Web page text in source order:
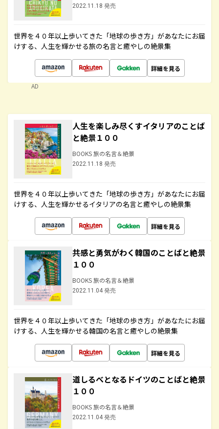
2022.11.18 発売
世界を４０年以上歩いてきた「地球の歩き方」があなたにお届
けする、人生を輝かせる旅の名言と癒やしの絶景集
詳細を見る
AD
人生を楽しみ尽くすイタリアのことば
と絶景１００
BOOKS 旅の名言＆絶景
2022.11.18 発売
世界を４０年以上歩いてきた「地球の歩き方」があなたにお届
けする、人生を輝かせるイタリアの名言と癒やしの絶景集
詳細を見る
共感と勇気がわく韓国のことばと絶景
１００
BOOKS 旅の名言＆絶景
2022.11.04 発売
世界を４０年以上歩いてきた「地球の歩き方」があなたにお届
けする、人生を輝かせる韓国の名言と癒やしの絶景集
詳細を見る
道しるべとなるドイツのことばと絶景
１００
BOOKS 旅の名言＆絶景
2022.11.04 発売